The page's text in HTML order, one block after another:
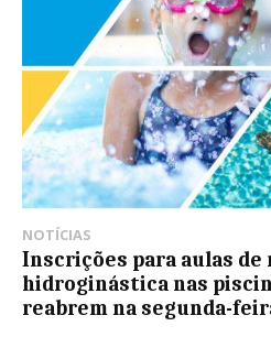
NOTÍCIAS
Inscrições para aulas de
hidroginástica nas
reabrem na segunda-